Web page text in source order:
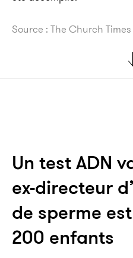
Source : The Church Times
Un test ADN
ex-directeur
de sperme
200 enfants